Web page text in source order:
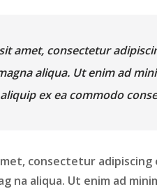
amet, consectetur
aliqua. Ut enim ad
ex ea commodo
consectetur
na aliqua. Ut enim ad